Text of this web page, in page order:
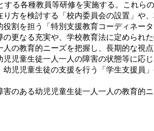
る各種教員等研修を実施する。これら
方を検討する「校内委員会の設置」や
割を担う「特別支援教育コーディネー
更なる充実や、学校教育法に定められ
の教育的ニーズを把握し、長期的な視
児童生徒一人一人の障害の状態等に応
児児童生徒の支援を行う「学生支援員
のある幼児児童生徒一人一人の教育的